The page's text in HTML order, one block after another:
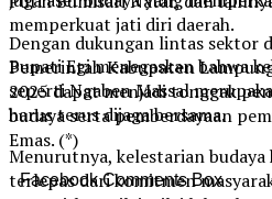
Dengan dukungan lintas sektor
Pemerintah Kabupaten
2025 dapat menjadi tonggak
budaya serta pemberdayaan
Emas. (*)
Facebook Comments Box
memperkuat jati diri daerah.
Bupati Egi menegaskan bahwa
seperti Ngaben Massal
harus terus dijaga bersama.
Menurutnya, kelestarian
terlepas dari komitmen